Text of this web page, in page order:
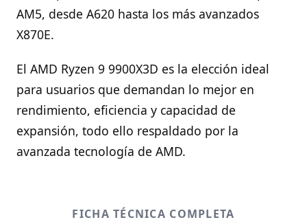
AM5, desde A620 hasta los más avanzados
X870E.
El AMD Ryzen 9 9900X3D es la elección ideal
para usuarios que demandan lo mejor en
rendimiento, eficiencia y capacidad de
expansión, todo ello respaldado por la
avanzada tecnología de AMD.
FICHA TÉCNICA COMPLETA